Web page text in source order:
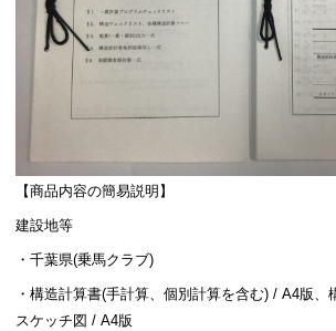
【商品内容の簡易説明】
建設地等
・千葉県(乗馬クラブ)
・構造計算書(手計算、個別計算を含む) / A4版、
スケッチ図 / A4版